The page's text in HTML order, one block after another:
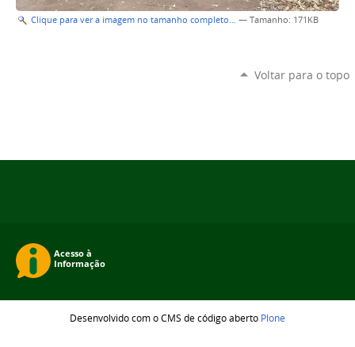
Clique para ver a imagem no tamanho completo… — Tamanho: 171KB
Voltar para o topo
Desenvolvido com o CMS de código aberto Plone